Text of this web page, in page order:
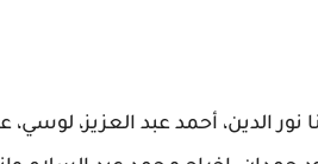
الدين، أحمد عبد العزيز،